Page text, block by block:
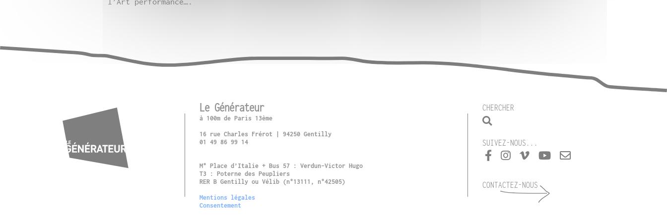
Le Générateur
à 100m de Paris 13ème
16 rue Charles Frérot | 94250 Gentilly
01 49 86 99 14
M° Place d’Italie + Bus 57 : Verdun-Victor Hugo
T3 : Poterne des Peupliers
RER B Gentilly ou Vélib (n°13111, n°42505)
Mentions légales
Consentement
CHERCHER
SUIVEZ-NOUS...
CONTACTEZ-NOUS